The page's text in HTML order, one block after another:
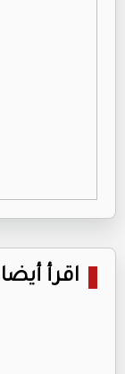
اقرأ أيضا